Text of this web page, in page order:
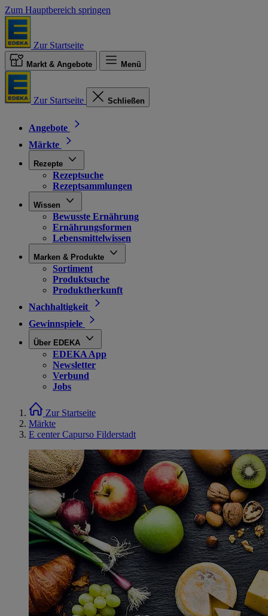
Zum Hauptbereich springen
Zur Startseite
Markt & Angebote Menü
Zur Startseite Schließen
Angebote
Märkte
Rezepte
Rezeptsuche
Rezeptsammlungen
Wissen
Bewusste Ernährung
Ernährungsformen
Lebensmittelwissen
Marken & Produkte
Sortiment
Produktsuche
Produktherkunft
Nachhaltigkeit
Gewinnspiele
Über EDEKA
EDEKA App
Newsletter
Verbund
Jobs
Zur Startseite
Märkte
E center Capurso Filderstadt